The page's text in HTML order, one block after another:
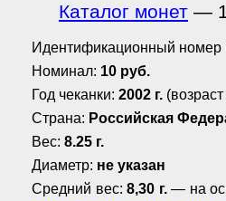
Каталог монет —
Идентификационный номер
Номинал: 10 руб.
Год чеканки: 2002 г.
Страна: Российская
Вес: 8.25 г.
Диаметр: не указан
Средний вес:8,30 г.— на